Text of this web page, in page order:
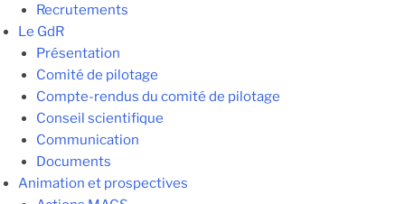
Recrutements
Le GdR
Présentation
Comité de pilotage
Compte-rendus du comité de pilotage
Conseil scientifique
Communication
Documents
Animation et prospectives